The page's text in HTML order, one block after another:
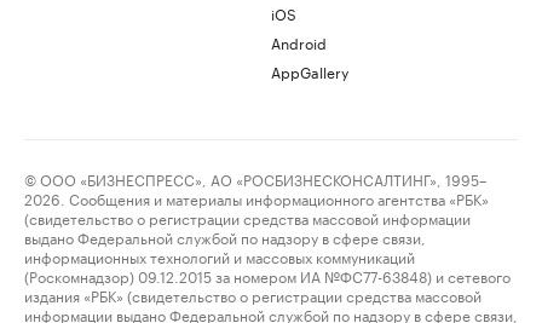
iOS
Android
AppGallery
© ООО «БИЗНЕСПРЕСС», АО «РОСБИЗНЕСКОНСАЛТИНГ», 1995–
2026. Сообщения и материалы информационного агентства «РБК»
(свидетельство о регистрации средства массовой информации
выдано Федеральной службой по надзору в сфере связи,
информационных технологий и массовых коммуникаций
(Роскомнадзор) 09.12.2015 за номером ИА №ФС77-63848) и сетевого
издания «РБК» (свидетельство о регистрации средства массовой
информации выдано Федеральной службой по надзору в сфере связи,